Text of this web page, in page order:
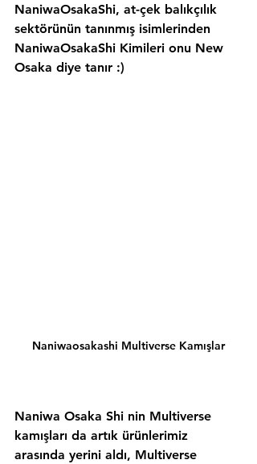
NaniwaOsakaShi, at-çek balıkçılık
sektörünün tanınmış isimlerinden
NaniwaOsakaShi Kimileri onu New
Osaka diye tanır :)
Naniwaosakashi Multiverse Kamışlar
Naniwa Osaka Shi nin Multiverse
kamışları da artık ürünlerimiz
arasında yerini aldı, Multiverse